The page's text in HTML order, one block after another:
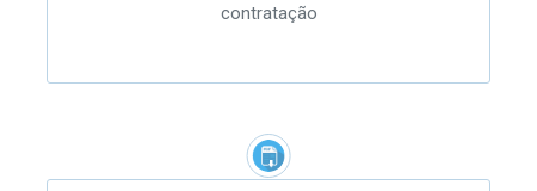
contratação